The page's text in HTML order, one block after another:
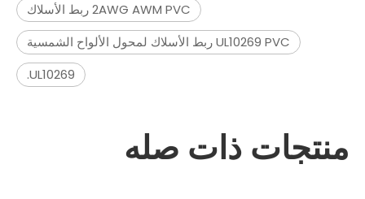
2AWG AWM PVC ربط الأسلاك
UL10269 PVC ربط الأسلاك لمحول الألواح الشمسية
UL10269.
منتجات ذات صله